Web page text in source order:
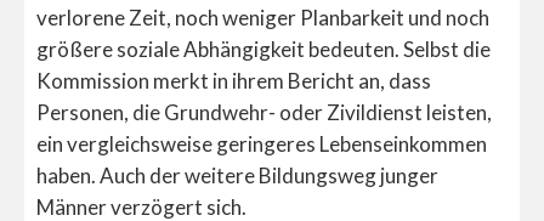
verlorene Zeit, noch weniger Planbarkeit und noch
größere soziale Abhängigkeit bedeuten. Selbst die
Kommission merkt in ihrem Bericht an, dass
Personen, die Grundwehr- oder Zivildienst leisten,
ein vergleichsweise geringeres Lebenseinkommen
haben. Auch der weitere Bildungsweg junger
Männer verzögert sich.